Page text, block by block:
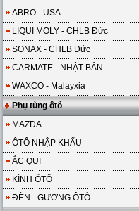
ABRO - USA
LIQUI MOLY - CHLB Đức
SONAX - CHLB Đức
CARMATE - NHẬT BẢN
WAXCO - Malayxia
Phụ tùng ôtô
MAZDA
ÔTÔ NHẬP KHẨU
ẮC QUI
KÍNH ÔTÔ
ĐÈN - GƯƠNG ÔTÔ